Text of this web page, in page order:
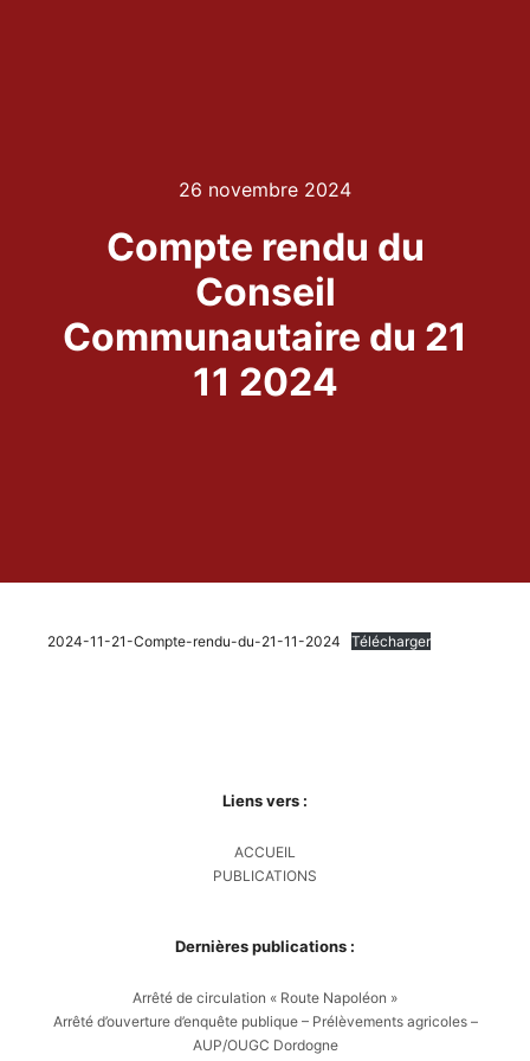
26 novembre 2024
Compte rendu du
Conseil
Communautaire du 21
11 2024
2024-11-21-Compte-rendu-du-21-11-2024 Télécharger
Liens vers :
ACCUEIL
PUBLICATIONS
Dernières publications :
Arrêté de circulation « Route Napoléon »
Arrêté d’ouverture d’enquête publique – Prélèvements agricoles –
AUP/OUGC Dordogne